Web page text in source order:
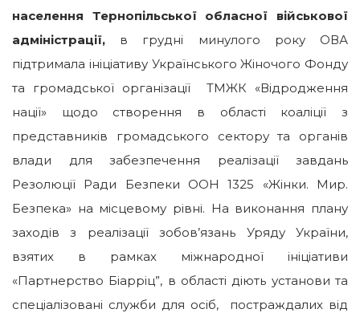
населення Тернопільської обласної військової
адміністрації, в грудні минулого року ОВА
підтримала ініціативу Українського Жіночого Фонду
та громадської організації ТМЖК «Відродження
нації» щодо створення в області коаліції з
представників громадського сектору та органів
влади для забезпечення реалізації завдань
Резолюції Ради Безпеки ООН 1325 «Жінки. Мир.
Безпека» на місцевому рівні. На виконання плану
заходів з реалізації зобов’язань Уряду України,
взятих в рамках міжнародної ініціативи
«Партнерство Біарріц”, в області діють установи та
спеціалізовані служби для осіб, постраждалих від